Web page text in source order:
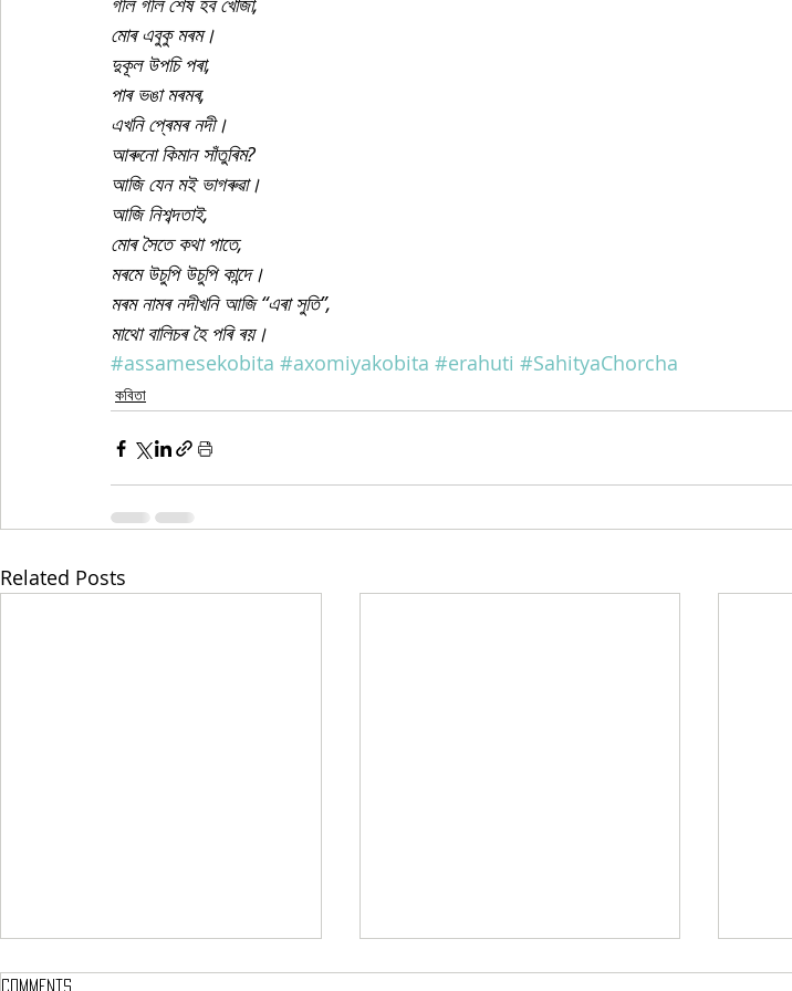
মোৰ এবুকু মৰম।
দুকূল উপচি পৰা,
পাৰ ভঙা মৰমৰ,
এখনি প্ৰেমৰ নদী।
আৰুনো কিমান সাঁতুৰিম?
আজি যেন মই ভাগৰুৱা।
আজি নিশব্দতাই,
মোৰ সৈতে কথা পাতে,
মৰমে উচুপি উচুপি কান্দে।
মৰম নামৰ নদীখনি আজি “এৰা সুতি”,
মাথো বালিচৰ হৈ পৰি ৰয়।
#assamesekobita #axomiyakobita #erahuti #SahityaChorcha
কবিতা
Related Posts
Comments